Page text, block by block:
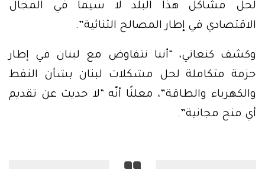
لحل مشاكل هذا البلد لا سيما في المجال
الاقتصادي في إطار المصالح الثنائية”.
وكشف كنعاني، “أننا نتفاوض مع لبنان في إطار
حزمة متكاملة لحل مشكلات لبنان بشأن النفط
والكهرباء والطاقة”، معلنًا أنّه “لا حديث عن تقديم
أي منح مجانية”.